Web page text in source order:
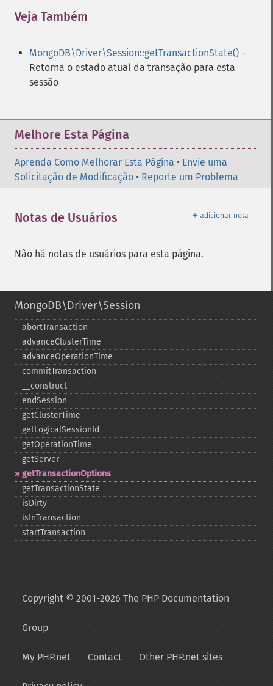
Veja Também
MongoDB\Driver\Session::getTransactionState() -
Retorna o estado atual da transação para esta
sessão
Melhore Esta Página
Aprenda Como Melhorar Esta Página • Envie uma
Solicitação de Modificação • Reporte um Problema
＋ adicionar nota
Notas de Usuários
Não há notas de usuários para esta página.
MongoDB\Driver\Session
abortTransaction
advanceClusterTime
advanceOperationTime
commitTransaction
_​_​construct
endSession
getClusterTime
getLogicalSessionId
getOperationTime
getServer
getTransactionOptions
getTransactionState
isDirty
isInTransaction
startTransaction
Copyright © 2001-2026 The PHP Documentation
Group
My PHP.net Contact Other PHP.net sites